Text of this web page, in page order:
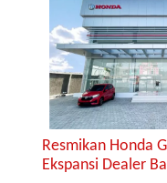
Resmikan Honda
Ekspansi Dealer